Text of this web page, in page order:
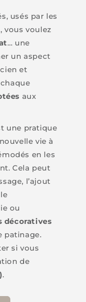
usés par les
vous voulez
… une
un aspect
et
aux
une pratique
vie à
en les
Cela peut
l’ajout
ou
décoratives
patinage.
si vous
de
.